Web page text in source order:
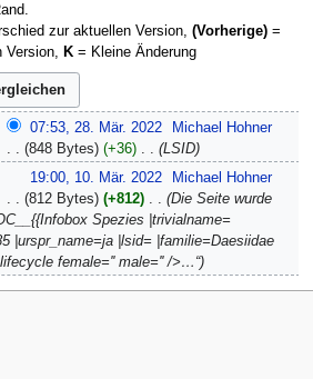
zur aktuellen Version, (Vorherige)=
Version, K= Kleine Änderung
07:53, 28. Mär. 2022
Michael Hohner
848 Bytes +36 ‎ LSID
19:00, 10. Mär. 2022
Michael Hohner
812 Bytes +812 ‎
Die Seite wurde
Spezies |trivialname=
|urspr_name=ja |lsid= |familie=Daesiidae
female='' male='' />…“